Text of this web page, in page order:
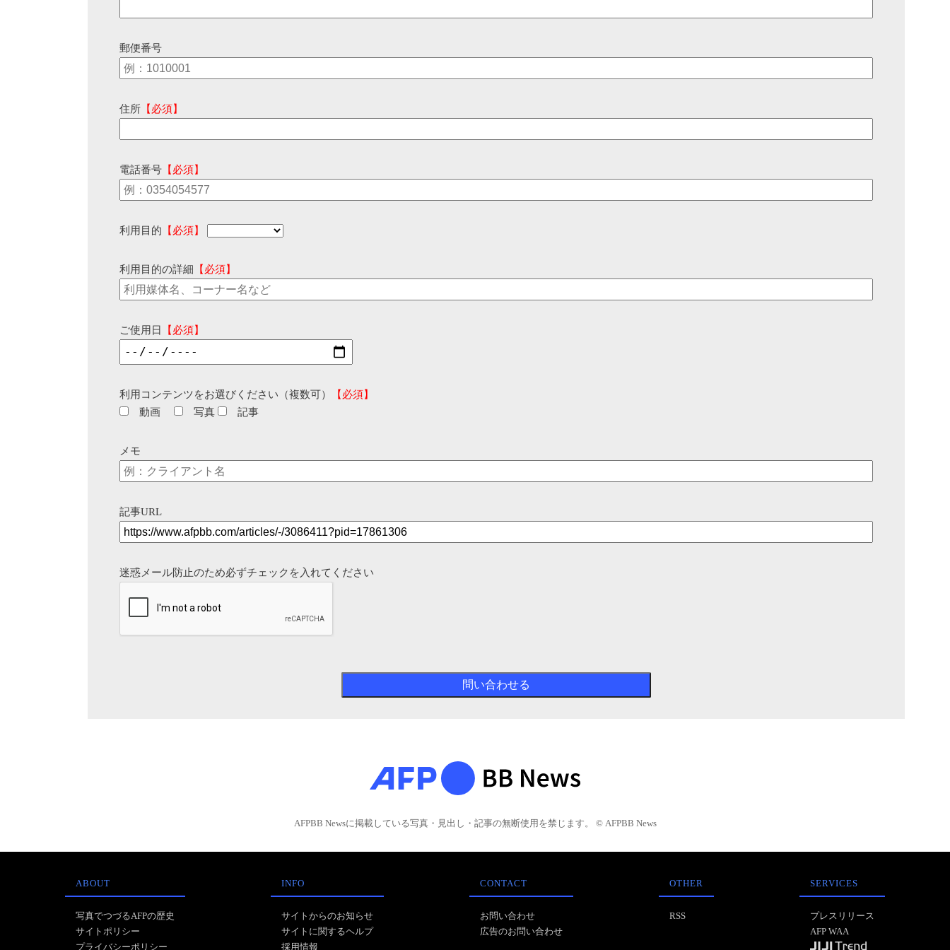
郵便番号
住所 【必須】
電話番号 【必須】
利用目的 【必須】
利用目的の詳細 【必須】
ご使用日 【必須】
利用コンテンツをお選びください（複数可）
【必須】
動画
写真 記事
メモ
記事URL
迷惑メール防止のため必ずチェックを入れてください
AFPBB Newsに掲載している写真・見出し・記事の無断使用を禁じます。 © AFPBB News
ABOUT
写真でつづるAFPの歴史
サイトポリシー
プライバシーポリシー
INFO
サイトからのお知らせ
サイトに関するヘルプ
採用情報
CONTACT
お問い合わせ
広告のお問い合わせ
OTHER
RSS
SERVICES
プレスリリース
AFP WAA